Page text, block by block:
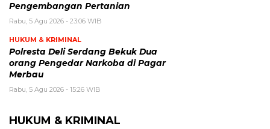
Pengembangan Pertanian
Rabu, 5 Agu 2026 - 23:06 WIB
HUKUM & KRIMINAL
Polresta Deli Serdang Bekuk Dua
orang Pengedar Narkoba di Pagar
Merbau
Rabu, 5 Agu 2026 - 15:26 WIB
HUKUM & KRIMINAL